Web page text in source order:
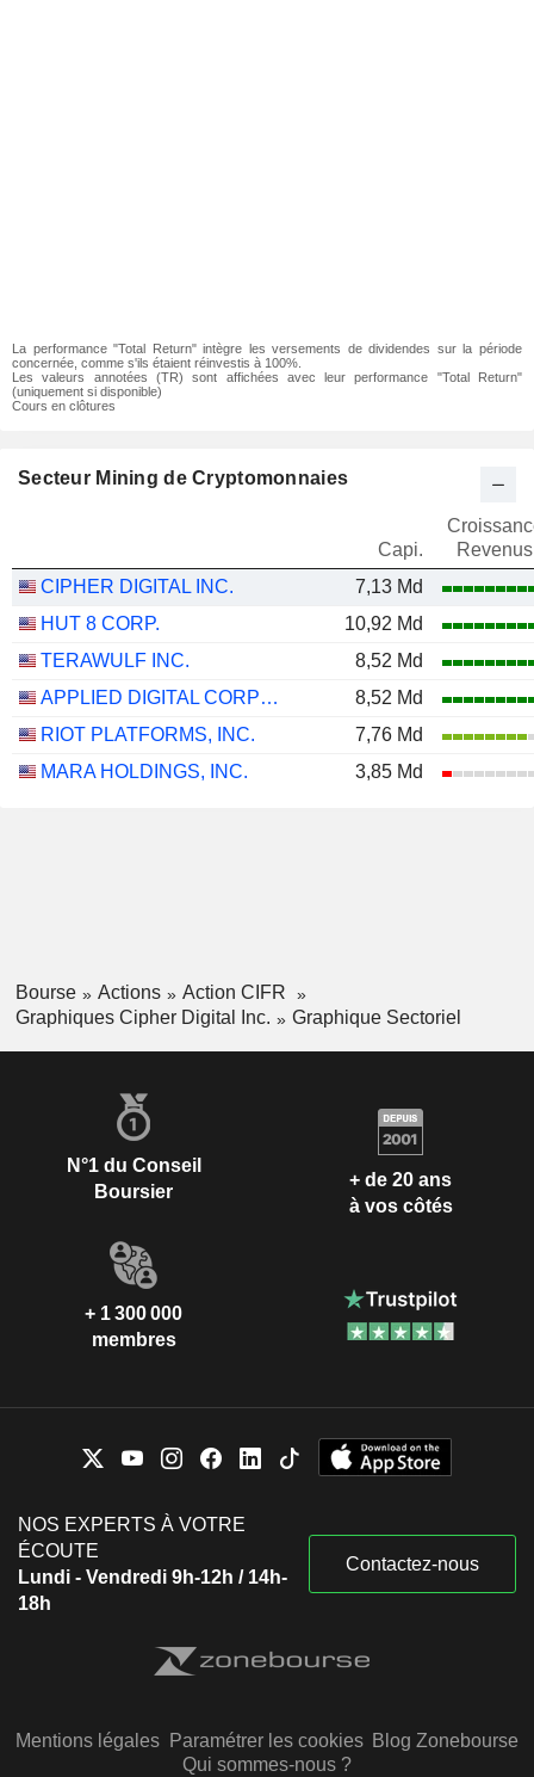
La performance "Total Return" intègre les versements de dividendes sur la période
concernée, comme s'ils étaient réinvestis à 100%.
Les valeurs annotées (TR) sont affichées avec leur performance "Total Return"
(uniquement si disponible)
Cours en clôtures
Secteur Mining de Cryptomonnaies
Capi.
Revenus
CIPHER DIGITAL INC.
7,13 Md
HUT 8 CORP.
10,92 Md
TERAWULF INC.
8,52 Md
APPLIED DIGITAL CORPORATION
8,52 Md
RIOT PLATFORMS, INC.
7,76 Md
MARA HOLDINGS, INC.
3,85 Md
Bourse Actions
Action CIFR
Graphiques Cipher Digital Inc.
Graphique Sectoriel
N°1 du Conseil
Boursier
+ de 20 ans
à vos côtés
+ 1 300 000
membres
NOS EXPERTS À VOTRE
ÉCOUTE
Lundi - Vendredi 9h-12h / 14h-
18h
Contactez-nous
Mentions légales Paramétrer les cookies Blog Zonebourse
Qui sommes-nous ?